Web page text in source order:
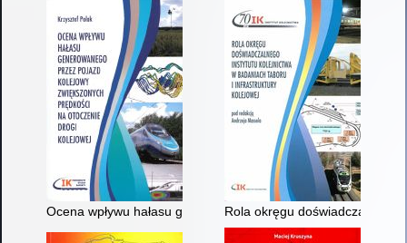
Ocena wpływu hałasu generowanego przez pojazd kolejowy
Rola okręgu doświadczalnego